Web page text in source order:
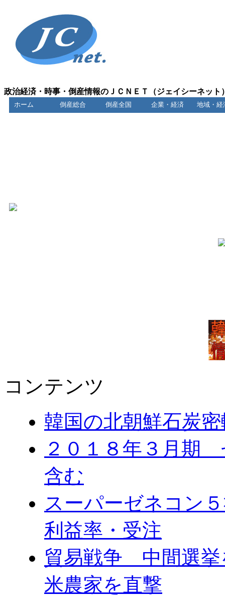
政治経済・時事・倒産情報のＪＣＮＥＴ（ジェイシーネット
ホーム 倒産総合 倒産全国 企業・経済 地域・経
コンテンツ
韓国の北朝鮮石炭
２０１８年３月期
含む
スーパーゼネコン
利益率・受注
貿易戦争 中間選
米農家を直撃